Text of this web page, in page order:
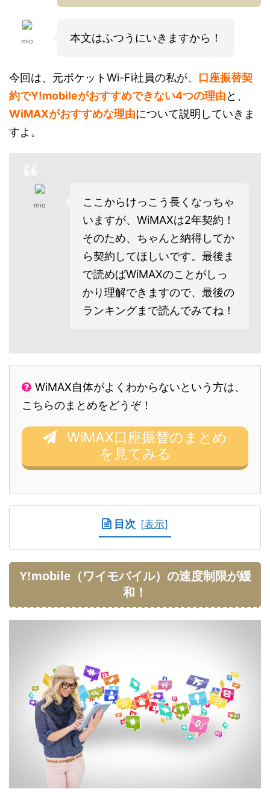
mio 本文はふつうにいきますから！
今回は、元ポケットWi-Fi社員の私が、 口座振替契
約でY!mobileがおすすめできない4つの理由と、
WiMAXがおすすめな理由について説明していきま
すよ。
mio
ここからけっこう長くなっちゃ
いますが、WiMAXは2年契約！
そのため、ちゃんと納得してか
ら契約してほしいです。最後ま
で読めばWiMAXのことがしっ
かり理解できますので、最後の
ランキングまで読んでみてね！
WiMAX自体がよくわからないという方は、
こちらのまとめをどうぞ！
WiMAX口座振替のまとめ
を見てみる
目次 [表示]
Y!mobile（ワイモバイル）の速度制限が緩
和！